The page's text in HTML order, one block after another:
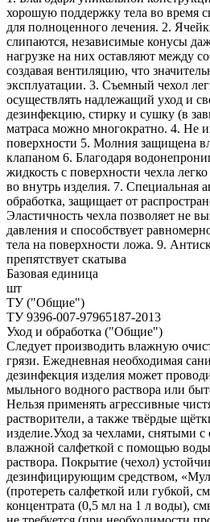
хорошую поддержку тела во время
для полноценного лечения. 2.
слипаются, независимые конусы
нагрузке на них оставляют между
создавая вентиляцию, что
эксплуатации. 3. Съемный чехол
осуществлять надлежащий уход и
дезинфекцию, стирку и сушку (в
матраса можно многократно. 4. Не
поверхности 5. Молния защищена
клапаном 6. Благодаря
жидкость с поверхности чехла
во внутрь изделия. 7. Специальная
обработка, защищает от
Эластичность чехла позволяет не
давления и способствует
тела на поверхности ложа. 9.
препятствует скатыва
Базовая единица
шт
ТУ ("Общие")
ТУ 9396-007-97965187-2013
Уход и обработка ("Общие")
Следует производить влажную
грязи. Ежедневная необходимая
дезинфекция изделия может
мыльного водного раствора или
Нельзя применять агрессивные
растворители, а также твёрдые
изделие.Уход за чехлами, снятыми
влажной салфеткой с помощью
раствора. Покрытие (чехол)
дезинфицирующим средством,
(протереть салфеткой или губкой,
концентрата (0,5 мл на 1 л воды),